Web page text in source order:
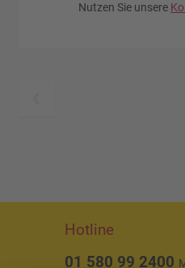
Nutzen Sie unsere
Hotline
01 580 99 2400